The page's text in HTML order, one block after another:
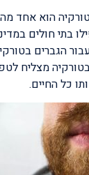
הוא אחד
בתי חולים
הגברים
מצליח
כל החיים.